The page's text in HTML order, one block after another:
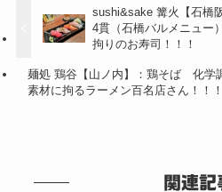
sushi&sake 篝火【石橋
4貫（石橋バルメニュー
拘りのお寿司！！！
麺処 鶏谷【山ノ内】：鶏そば 化学
素材に拘るラーメン百名店さん！！！
関連記